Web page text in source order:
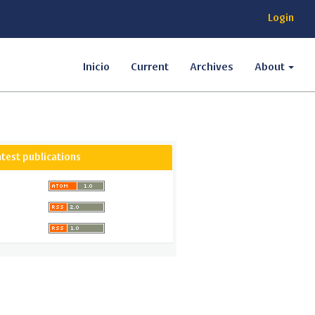
Login
Inicio Current Archives About
publications